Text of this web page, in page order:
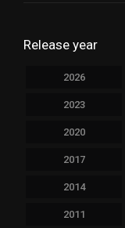
Release year
2026
2023
2020
2017
2014
2011